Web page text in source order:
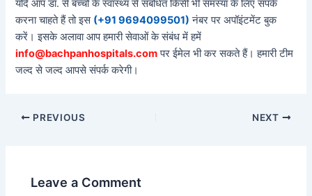
यदि आप डॉ. से बच्चों के स्वास्थ्य से संबंधित किसी भी समस्या के लिए संपर्क
करना चाहते हैं तो इस (+91 9694099501) नंबर पर अपॉइंटमेंट बुक
करें। इसके अलावा आप हमारी सेवाओं के संबंध में हमें
info@bachpanhospitals.comपर ईमेल भी कर सकते हैं। हमारी टीम
जल्द से जल्द आपसे संपर्क करेगी।
PREVIOUS NEXT
Leave a Comment